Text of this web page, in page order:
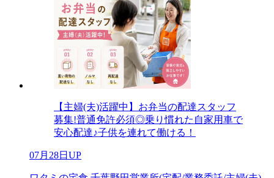
【主婦(夫)活躍中】お弁当の配達スタッフ
募集!普通免許必須◎乗り慣れた自家用車で
安心配達♪子供を連れて働ける！
07月28日UP